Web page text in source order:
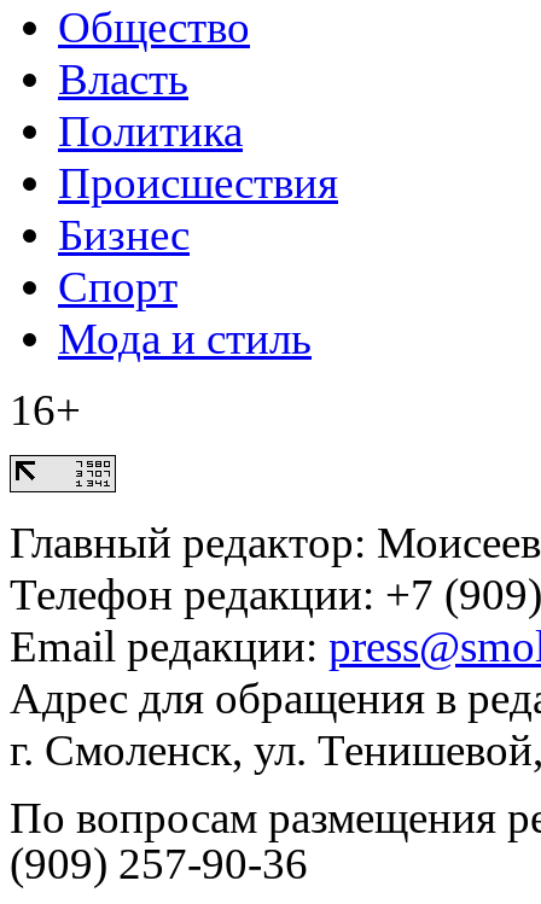
Общество
Власть
Политика
Происшествия
Бизнес
Спорт
Мода и стиль
16+
Главный редактор:
Телефон редакции: +7
Email редакции:
Адрес для обращения в
г. Смоленск, ул.
По вопросам размещения
(909) 257-90-36